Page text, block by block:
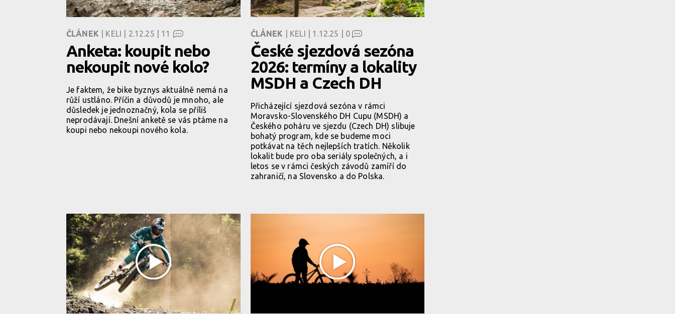
ČLÁNEK | KELI | 2.12.25 | 11
Anketa: koupit nebo
nekoupit nové kolo?
Je faktem, že bike byznys aktuálně nemá na
růží ustláno. Příčin a důvodů je mnoho, ale
důsledek je jednoznačný, kola se příliš
neprodávají. Dnešní anketě se vás ptáme na
koupi nebo nekoupi nového kola.
ČLÁNEK | KELI | 1.12.25 | 0
České sjezdová sezóna
2026: termíny a lokality
MSDH a Czech DH
Přicházející sjezdová sezóna v rámci
Moravsko-Slovenského DH Cupu (MSDH) a
Českého poháru ve sjezdu (Czech DH) slibuje
bohatý program, kde se budeme moci
potkávat na těch nejlepších tratích. Několik
lokalit bude pro oba seriály společných, a i
letos se v rámci českých závodů zamíří do
zahraničí, na Slovensko a do Polska.